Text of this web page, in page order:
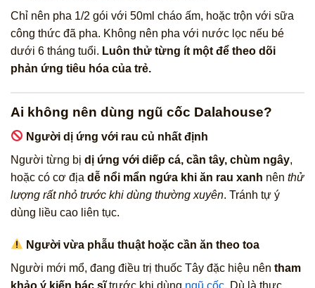
Chỉ nên pha 1/2 gói với 50ml cháo ấm, hoặc trộn với sữa
công thức đã pha. Không nên pha với nước lọc nếu bé
dưới 6 tháng tuổi. Luôn thử từng ít một để theo dõi
phản ứng tiêu hóa của trẻ.
Ai không nên dùng ngũ cốc Dalahouse?
Người dị ứng với rau củ nhất định
Người từng bị dị ứng với diếp cá, cần tây, chùm ngây,
hoặc có cơ địa dễ nổi mẩn ngứa khi ăn rau xanh nên thử
lượng rất nhỏ trước khi dùng thường xuyên. Tránh tự ý
dùng liều cao liên tục.
Người vừa phẫu thuật hoặc cần ăn theo toa
Người mới mổ, đang điều trị thuốc Tây đặc hiệu nên tham
khảo ý kiến bác sĩtrước khi dùng ngũ cốc. Dù là thực